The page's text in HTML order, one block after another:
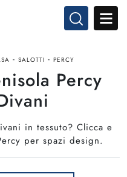
- SALOTTI - PERCY
Percy
in tessuto? Clicca e
per spazi design.